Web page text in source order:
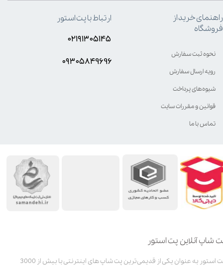
شاپ آنلاین پت استور
پت استور به عنوان یکی از قدیمی‌ترین پت شاپ های اینترنتی با بیش از 3000
راهنمای خرید از
فروشگاه
نحوه ثبت سفارش
رویه ارسال سفارش
شیوه‌های پرداخت
قوانین و مقررات سایت
تماس با ما
ارتباط با پت استور
۰۲۱۹۱۳۰۵۱۴۵
۰۹۳۰۵8۴9696